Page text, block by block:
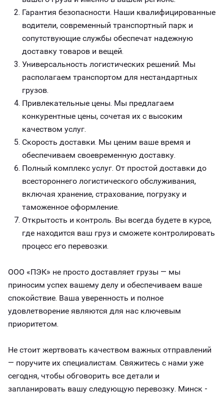
Гарантия безопасности. Наши квалифицированные
водители, современный транспортный парк и
сопутствующие службы обеспечат надежную
доставку товаров и вещей.
Универсальность логистических решений. Мы
располагаем транспортом для нестандартных
грузов.
Привлекательные цены. Мы предлагаем
конкурентные цены, сочетая их с высоким
качеством услуг.
Скорость доставки. Мы ценим ваше время и
обеспечиваем своевременную доставку.
Полный комплекс услуг. От простой доставки до
всестороннего логистического обслуживания,
включая хранение, страхование, погрузку и
таможенное оформление.
Открытость и контроль. Вы всегда будете в курсе,
где находится ваш груз и сможете контролировать
процесс его перевозки.
ООО «ПЭК» не просто доставляет грузы — мы
приносим успех вашему делу и обеспечиваем ваше
спокойствие. Ваша уверенность и полное
удовлетворение являются для нас ключевым
приоритетом.
Не стоит жертвовать качеством важных отправлений
— поручите их специалистам. Свяжитесь с нами уже
сегодня, чтобы обговорить все детали и
запланировать вашу следующую перевозку. Минск -